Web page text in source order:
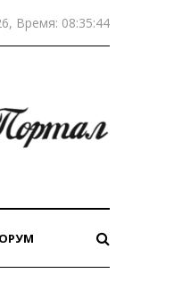
Время: 08:35:44